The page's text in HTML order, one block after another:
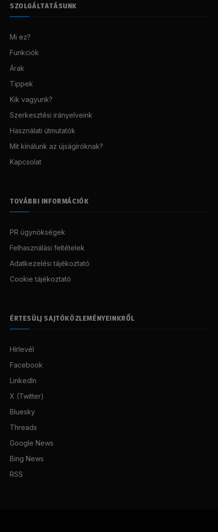
SZOLGÁLTATÁSUNK
Mi ez?
Funkciók
Árak
Tippek
Kik vagyunk?
Szerkesztési irányelveink
Használati útmutatók
Mit kínálunk az újságíróknak?
Kapcsolat
TOVÁBBI INFORMÁCIÓK
PR ügynökségek
Felhasználási feltételek
Adatkezelési tájékoztató
Cookie tájékoztató
ÉRTESÜLJ SAJTÓKÖZLEMÉNYEINKRŐL
Hírlevél
Facebook
LinkedIn
X (Twitter)
Bluesky
Threads
Google News
Bing News
RSS